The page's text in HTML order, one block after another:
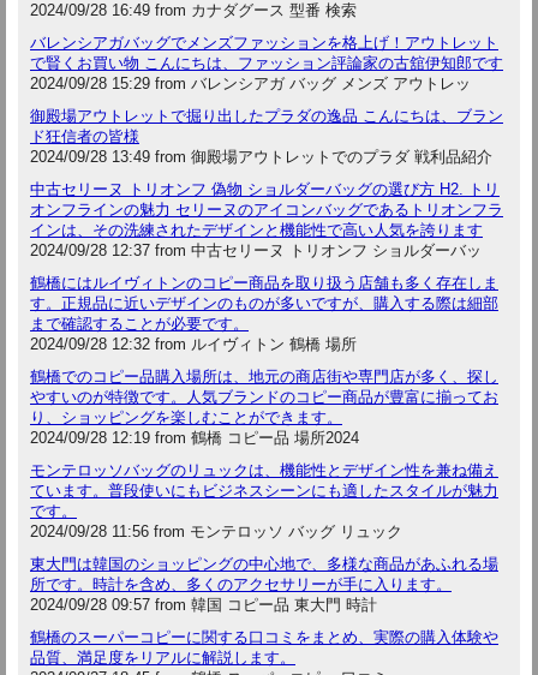
2024/09/28 16:49 from カナダグース 型番 検索
バレンシアガバッグでメンズファッションを格上げ！アウトレット
で賢くお買い物 こんにちは、ファッション評論家の古舘伊知郎です
2024/09/28 15:29 from バレンシアガ バッグ メンズ アウトレッ
御殿場アウトレットで掘り出したプラダの逸品 こんにちは、ブラン
ド狂信者の皆様
2024/09/28 13:49 from 御殿場アウトレットでのプラダ 戦利品紹介
中古セリーヌ トリオンフ 偽物 ショルダーバッグの選び方 H2. トリ
オンフラインの魅力 セリーヌのアイコンバッグであるトリオンフラ
インは、その洗練されたデザインと機能性で高い人気を誇ります
2024/09/28 12:37 from 中古セリーヌ トリオンフ ショルダーバッ
鶴橋にはルイヴィトンのコピー商品を取り扱う店舗も多く存在しま
す。正規品に近いデザインのものが多いですが、購入する際は細部
まで確認することが必要です。
2024/09/28 12:32 from ルイヴィトン 鶴橋 場所
鶴橋でのコピー品購入場所は、地元の商店街や専門店が多く、探し
やすいのが特徴です。人気ブランドのコピー商品が豊富に揃ってお
り、ショッピングを楽しむことができます。
2024/09/28 12:19 from 鶴橋 コピー品 場所2024
モンテロッソバッグのリュックは、機能性とデザイン性を兼ね備え
ています。普段使いにもビジネスシーンにも適したスタイルが魅力
です。
2024/09/28 11:56 from モンテロッソ バッグ リュック
東大門は韓国のショッピングの中心地で、多様な商品があふれる場
所です。時計を含め、多くのアクセサリーが手に入ります。
2024/09/28 09:57 from 韓国 コピー品 東大門 時計
鶴橋のスーパーコピーに関する口コミをまとめ、実際の購入体験や
品質、満足度をリアルに解説します。